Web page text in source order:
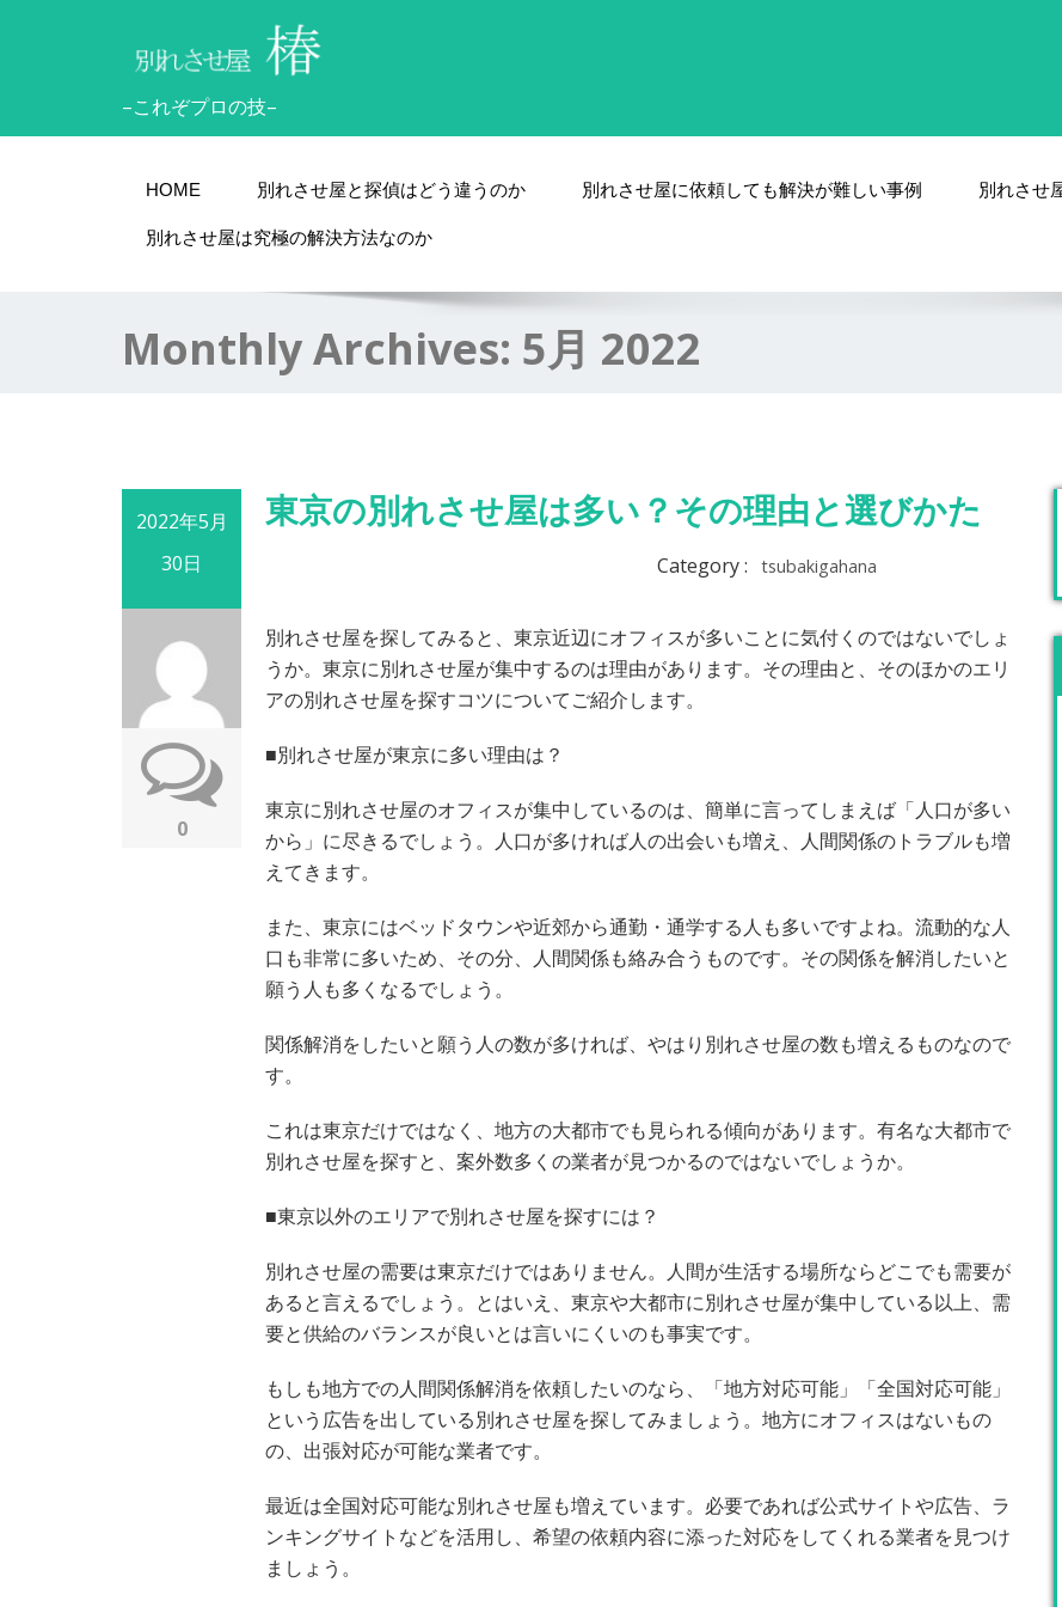
–これぞプロの技–
HOME 別れさせ屋と探偵はどう違うのか 別れさせ屋に依頼しても解決が難しい事例 別れさせ
別れさせ屋は究極の解決方法なのか
Monthly Archives: 5月 2022
2022年5月
30日
0
東京の別れさせ屋は多い？その理由と選びかた
Category : tsubakigahana
別れさせ屋を探してみると、東京近辺にオフィスが多いことに気付くのではないでしょ
うか。東京に別れさせ屋が集中するのは理由があります。その理由と、そのほかのエリ
アの別れさせ屋を探すコツについてご紹介します。
■別れさせ屋が東京に多い理由は？
東京に別れさせ屋のオフィスが集中しているのは、簡単に言ってしまえば「人口が多い
から」に尽きるでしょう。人口が多ければ人の出会いも増え、人間関係のトラブルも増
えてきます。
また、東京にはベッドタウンや近郊から通勤・通学する人も多いですよね。流動的な人
口も非常に多いため、その分、人間関係も絡み合うものです。その関係を解消したいと
願う人も多くなるでしょう。
関係解消をしたいと願う人の数が多ければ、やはり別れさせ屋の数も増えるものなので
す。
これは東京だけではなく、地方の大都市でも見られる傾向があります。有名な大都市で
別れさせ屋を探すと、案外数多くの業者が見つかるのではないでしょうか。
■東京以外のエリアで別れさせ屋を探すには？
別れさせ屋の需要は東京だけではありません。人間が生活する場所ならどこでも需要が
あると言えるでしょう。とはいえ、東京や大都市に別れさせ屋が集中している以上、需
要と供給のバランスが良いとは言いにくいのも事実です。
もしも地方での人間関係解消を依頼したいのなら、「地方対応可能」「全国対応可能」
という広告を出している別れさせ屋を探してみましょう。地方にオフィスはないもの
の、出張対応が可能な業者です。
最近は全国対応可能な別れさせ屋も増えています。必要であれば公式サイトや広告、ラ
ンキングサイトなどを活用し、希望の依頼内容に添った対応をしてくれる業者を見つけ
ましょう。